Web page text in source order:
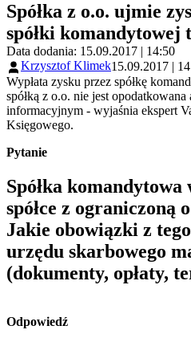
Spółka z o.o. ujmie
spółki komandytowej
Data dodania: 15.09.2017 | 14:50
Krzysztof Klimek15.09.2017 |
Wypłata zysku przez spółkę
spółką z o.o. nie jest
informacyjnym - wyjaśnia ekspert
Księgowego.
Pytanie
Spółka komandytowa
spółce z ograniczoną
Jakie obowiązki z
urzędu skarbowego
(dokumenty, opłaty,
Odpowiedź